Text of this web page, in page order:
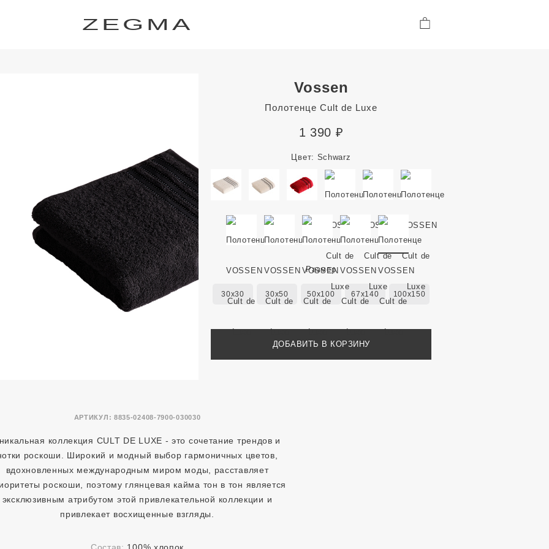
ZEGMA
Vossen
Полотенце Cult de Luxe
АРТИКУЛ: 8835-02408-7900-030030
1 390 ₽
Цвет: Schwarz
Размер
30x30 30x50 50x100 67x140 100x150
ДОБАВИТЬ В КОРЗИНУ
коллекция CULT DE LUXE - это сочетание трендов и
роскоши. Широкий и модный выбор гармоничных цветов,
вдохновленных международным миром моды, расставляет
роскоши, поэтому глянцевая кайма тон в тон является
эксклюзивным атрибутом этой привлекательной коллекции и
привлекает восхищенные взгляды.